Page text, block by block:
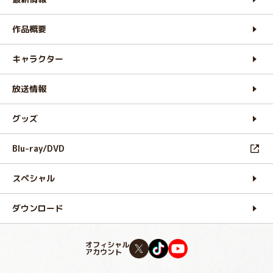
作品概要
キャラクター
放送情報
グッズ
Blu-ray/DVD
スペシャル
ダウンロード
オフィシャル
アカウント